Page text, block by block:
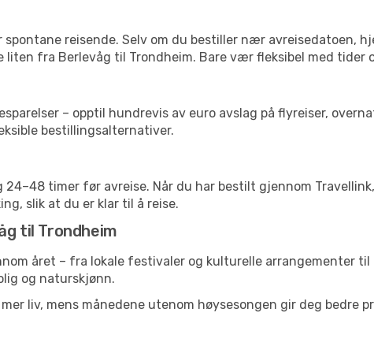
reisende. Selv om du bestiller nær avreisedatoen,
fra Berlevåg til Trondheim. Bare vær fleksibel med tider
– opptil hundrevis av euro avslag på flyreiser,
bestillingsalternativer.
timer før avreise. Når du har bestilt gjennom
slik at du er klar til å reise.
til Trondheim
året – fra lokale festivaler og kulturelle arrangementer til
og naturskjønn.
liv, mens månedene utenom høysesongen gir deg bedre